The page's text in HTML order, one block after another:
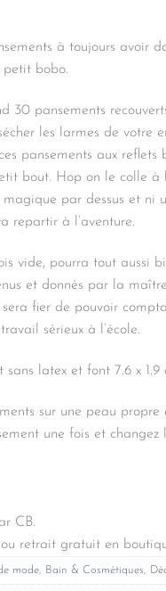
à toujours avoir
petit bobo.
30 pansements
les larmes de votre
pansements aux reflets
bout. Hop on le colle à
magique par dessus et ni
repartir à l’aventure.
vide, pourra tout aussi
et donnés par la
fier de pouvoir
sérieux à l’école.
sans latex et font 7.6 x 1.9
sur une peau propre
une fois et changez
CB.
retrait gratuit en
mode, Bain & Cosmétiques,